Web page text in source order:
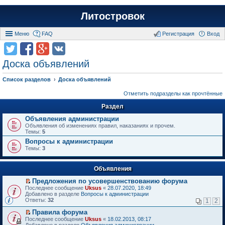
Литостровок
Меню FAQ Вход
Регистрация
Доска объявлений
Список разделов Доска объявлений
Отметить подразделы как прочтённые
Раздел
Объявления администрации
Объявления об изменениях правил, наказаниях и прочем.
Темы: 5
Вопросы к администрации
Темы: 3
Объявления
П
е
р
й
т
и
Предложения по усовершенствованию форума
Последнее сообщение Uksus « 28.07.2020, 18:49
Добавлено в разделе Вопросы к администрации
Ответы: 32 1 2
П
е
Правила форума
Последнее сообщение Uksus « 18.02.2013, 08:17